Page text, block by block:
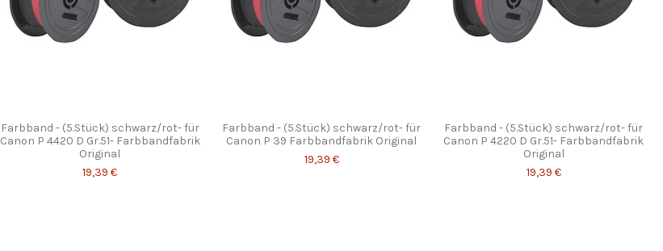
Farbband - (5.Stück) schwarz/rot- für
Canon P 4420 D Gr.51- Farbbandfabrik
Original
19,39 €
Farbband - (5.Stück) schwarz/rot- für
Canon P 39 Farbbandfabrik Original
19,39 €
Farbband - (5.Stück) schwarz/rot- für
Canon P 4220 D Gr.51- Farbbandfabrik
Original
19,39 €